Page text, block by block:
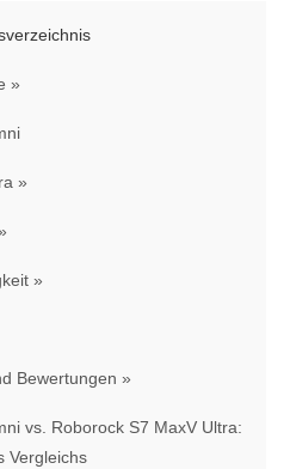
Bewertungen
vs. Roborock S7 MaxV Ultra:
Vergleichs